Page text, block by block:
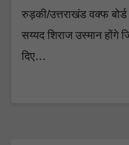
रुड़की/उत्तराखंड वक्फ
सय्यद शिराज उस्मान
दिए…